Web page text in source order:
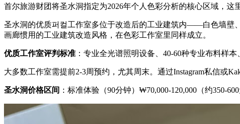
首尔旅游财团将圣水洞指定为2026年个人色彩分析的核心区域，这
圣水洞的优质퍼컬工作室多位于改造后的工业建筑内——白色墙壁
画廊惯用的工业建筑改造风格，在色彩工作室里同样成立。
优质工作室评判标准 ：专业全光谱照明设备、40-60种专业布料样
大多数工作室需提前2-3周预约，尤其周末。通过Instagram私信或
圣水洞价格区间 ：标准体验（90分钟）₩70,000-120,000（约350-